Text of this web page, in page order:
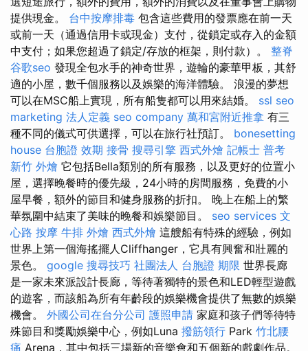
提供現金。 台中按摩排毒 包含這些費用的發票應在前一天
或前一天（通過信用卡或現金）支付，從鎖定或存入的金額
中支付；如果您超過了鎖定/存放的框架，則付款）。 整脊
谷歌seo 發現全包水手的神奇世界，遊輪的豪華甲板，其舒
適的小屋，數千個服務以及娛樂的海洋體驗。 浪漫的夢想
可以在MSC船上實現，所有船隻都可以用來結婚。 ssl seo
marketing 法人定義 seo company 萬和宮附近推拿 有三
種不同的儀式可供選擇，可以在旅行社預訂。 bonesetting
house 台胞證 效期 接骨 搜尋引擎 西式外燴 記帳士 普考
新竹 外燴 它包括Bella類別的所有服務，以及更好的位置小
屋，選擇晚餐時的優先級，24小時的房間服務，免費的小
屋早餐，額外的節目和健身服務的折扣。 晚上在船上的繁
華氛圍中結束了美味的晚餐和娛樂節目。 seo services 文
心路 按摩 牛排 外燴 西式外燴 這艘船有特殊的經驗，例如
世界上第一個海搖擺人Cliffhanger，它具有興奮和壯麗的
景色。 google 搜尋技巧 社團法人 台胞證 期限 世界長廊
是一家未來派設計長廊，等待著獨特的景色和LED輕型遊戲
的遊客，而該船為所有年齡段的娛樂機會提供了無數的娛樂
機會。 外國公司在台分公司 護照申請 家庭和孩子們等待特
殊節目和獎勵娛樂中心，例如Luna 撥筋領行 Park 竹北腰
痛 Arena，其中包括三場新的音樂會和五個新的戲劇作品。